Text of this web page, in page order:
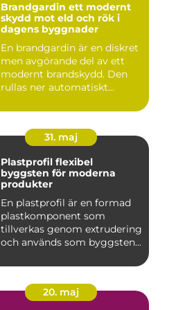
Brandgardin ett modernt
skydd mot eld och rök i
dagens byggnader
En brandgardin är en diskret
men avgörande del av ett
modernt brandskydd. Den
rullas ner automatiskt...
31. maj
Plastprofil flexibel
byggsten för moderna
produkter
En plastprofil är en formad
plastkomponent som
tillverkas genom extrudering
och används som byggsten...
20. maj